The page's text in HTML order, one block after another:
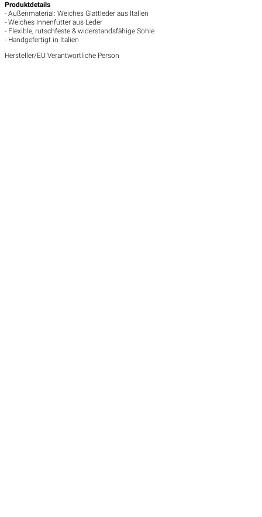
Produktdetails
- Außenmaterial: Weiches Glattleder aus Italien
- Weiches Innenfutter aus Leder
- Flexible, rutschfeste & widerstandsfähige Sohle
- Handgefertigt in Italien
Hersteller/EU Verantwortliche Person